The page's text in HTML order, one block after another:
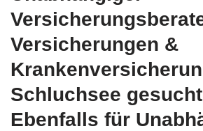
Versicherungen &
Schluchsee
Ebenfalls für